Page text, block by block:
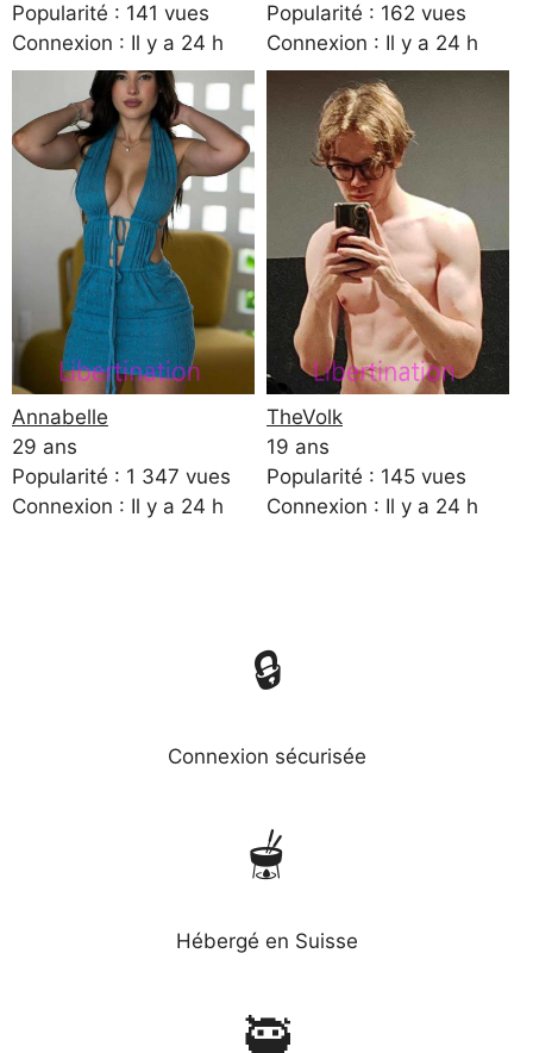
Popularité : 141 vues
Connexion : Il y a 24 h
Popularité : 162 vues
Connexion : Il y a 24 h
Annabelle
29 ans
Popularité : 1 347 vues
Connexion : Il y a 24 h
TheVolk
19 ans
Popularité : 145 vues
Connexion : Il y a 24 h
🔒
Connexion sécurisée
🫕
Hébergé en Suisse
🥷